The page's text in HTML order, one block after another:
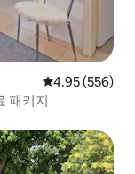
평점 4.95점(5
4.95 (556)
패키지